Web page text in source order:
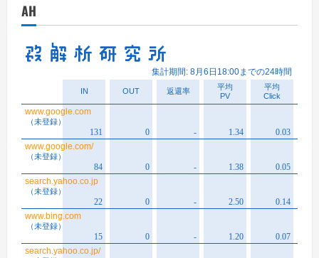
AH